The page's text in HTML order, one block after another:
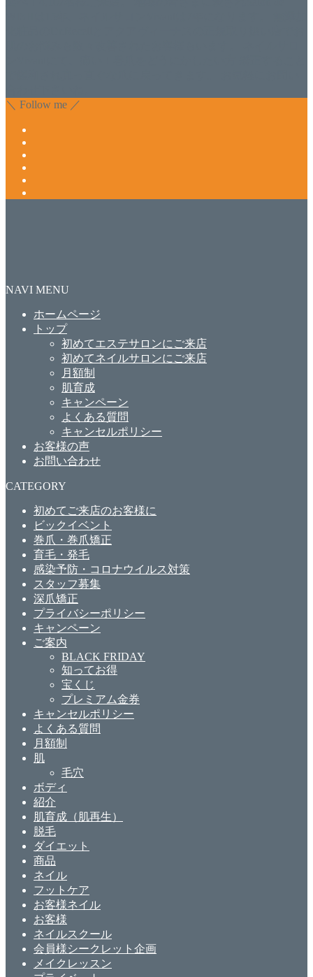
＼ Follow me ／
NAVI MENU
ホームページ
トップ
初めてエステサロンにご来店
初めてネイルサロンにご来店
月額制
肌育成
キャンペーン
よくある質問
キャンセルポリシー
お客様の声
お問い合わせ
CATEGORY
初めてご来店のお客様に
ビックイベント
巻爪・巻爪矯正
育毛・発毛
感染予防・コロナウイルス対策
スタッフ募集
深爪矯正
プライバシーポリシー
キャンペーン
ご案内
BLACK FRIDAY
知ってお得
宝くじ
プレミアム金券
キャンセルポリシー
よくある質問
月額制
肌
毛穴
ボディ
紹介
肌育成（肌再生）
脱毛
ダイエット
商品
ネイル
フットケア
お客様ネイル
お客様
ネイルスクール
会員様シークレット企画
メイクレッスン